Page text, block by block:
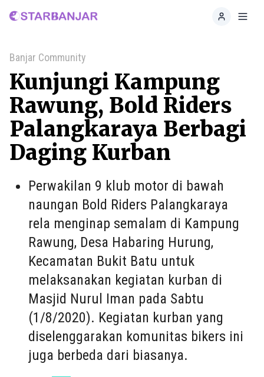
Home
Banjar Community
Kunjungi Kampung
Rawung, Bold Riders
Palangkaraya Berbagi
Daging Kurban
Perwakilan 9 klub motor di bawah
naungan Bold Riders Palangkaraya
rela menginap semalam di Kampung
Rawung, Desa Habaring Hurung,
Kecamatan Bukit Batu untuk
melaksanakan kegiatan kurban di
Masjid Nurul Iman pada Sabtu
(1/8/2020). Kegiatan kurban yang
diselenggarakan komunitas bikers ini
juga berbeda dari biasanya.